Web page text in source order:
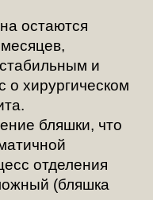
остаются
и
о хирургическом
бляшки, что
отделения
(бляшка